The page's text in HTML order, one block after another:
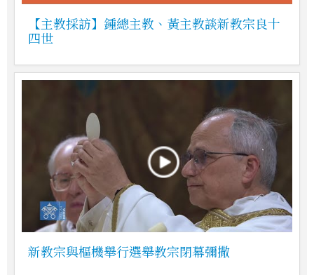
【主教採訪】鍾總主教、黃主教談新教宗良十
四世
新教宗與樞機舉行選舉教宗閉幕彌撒